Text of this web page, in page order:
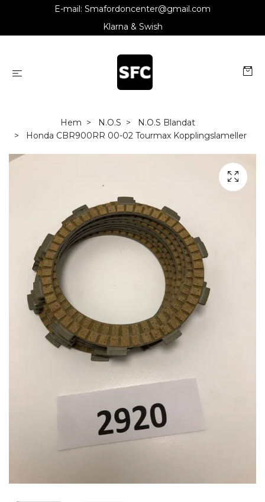
E-mail: Smafordoncenter@gmail.com
Klarna & Swish
Hem N.O.S
N.O.S Blandat
Honda CBR900RR 00-02 Tourmax Kopplingslameller